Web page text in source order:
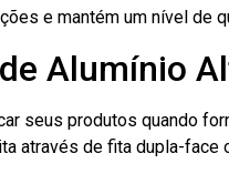
e mantém um nível de
Alumínio
seus produtos quando
através de fita dupla-face